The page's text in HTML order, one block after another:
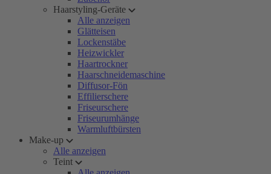
Haarstyling-Geräte
Alle anzeigen
Glätteisen
Lockenstäbe
Heizwickler
Haartrockner
Haarschneidemaschine
Diffusor-Fön
Effilierschere
Friseurschere
Friseurumhänge
Warmluftbürsten
Make-up
Alle anzeigen
Teint